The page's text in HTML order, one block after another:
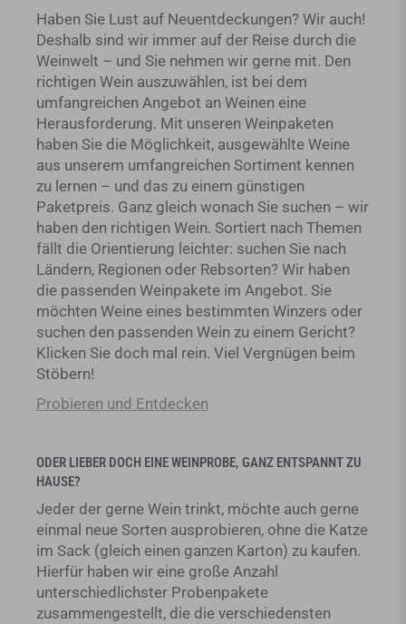
Haben Sie Lust auf Neuentdeckungen? Wir auch!
Deshalb sind wir immer auf der Reise durch die
Weinwelt – und Sie nehmen wir gerne mit. Den
richtigen Wein auszuwählen, ist bei dem
umfangreichen Angebot an Weinen eine
Herausforderung. Mit unseren Weinpaketen
haben Sie die Möglichkeit, ausgewählte Weine
aus unserem umfangreichen Sortiment kennen
zu lernen – und das zu einem günstigen
Paketpreis. Ganz gleich wonach Sie suchen – wir
haben den richtigen Wein. Sortiert nach Themen
fällt die Orientierung leichter: suchen Sie nach
Ländern, Regionen oder Rebsorten? Wir haben
die passenden Weinpakete im Angebot. Sie
möchten Weine eines bestimmten Winzers oder
suchen den passenden Wein zu einem Gericht?
Klicken Sie doch mal rein. Viel Vergnügen beim
Stöbern!
Probieren und Entdecken
ODER LIEBER DOCH EINE WEINPROBE, GANZ ENTSPANNT ZU
HAUSE?
Jeder der gerne Wein trinkt, möchte auch gerne
einmal neue Sorten ausprobieren, ohne die Katze
im Sack (gleich einen ganzen Karton) zu kaufen.
Hierfür haben wir eine große Anzahl
unterschiedlichster Probenpakete
zusammengestellt, die die verschiedensten